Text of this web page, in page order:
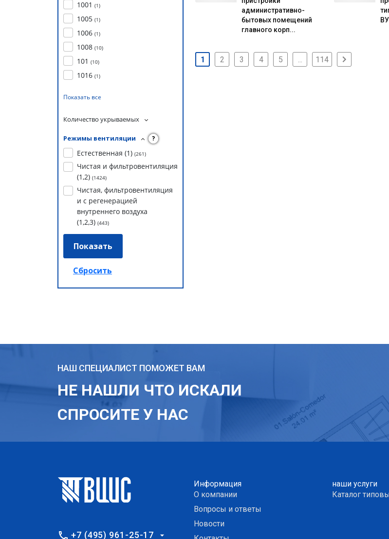
1001 (1)
1005 (1)
1006 (1)
1008 (10)
101 (10)
1016 (1)
Показать все
Количество укрываемых
Режимы вентиляции ?
Естественная (1) (261)
Чистая и фильтровентиляция
(1,2) (1424)
Чистая, фильтровентиляция
и с регенерацией
внутреннего воздуха
(1,2,3) (443)
административно-
бытовых помещений
главного корп...
1 2 3 4 5 114
НАШ СПЕЦИАЛИСТ ПОМОЖЕТ ВАМ
НЕ НАШЛИ ЧТО ИСКАЛИ
СПРОСИТЕ У НАС
+7 (495) 961-25-17
Информация
О компании
Вопросы и ответы
Новости
наши услуги
Каталог